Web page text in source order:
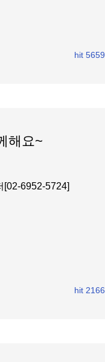
hit 5659
해요~
[02-6952-5724]
hit 2166